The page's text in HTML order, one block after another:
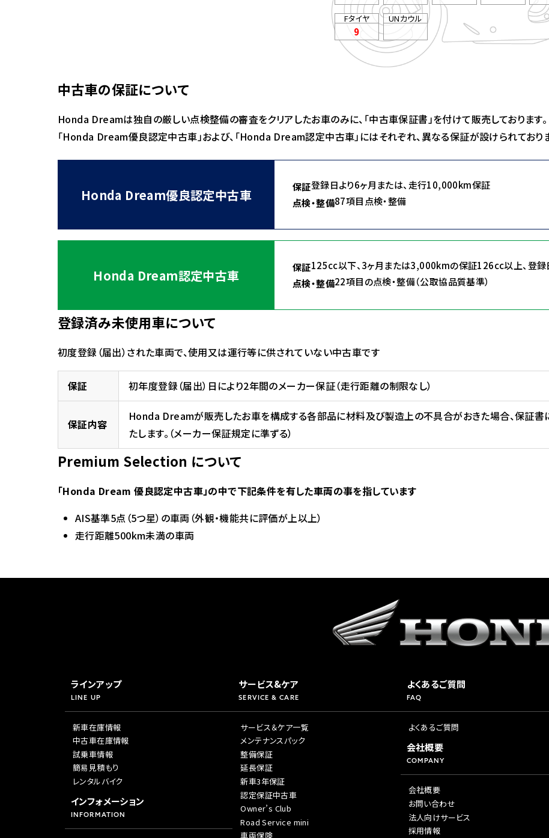
Fタイヤ
9
UNカウル
中古車の保証について
Honda Dreamは独自の厳しい点検整備の審査をクリアしたお車のみに、「中古車保証書」を付けて販売しております。
「Honda Dream優良認定中古車」および、「Honda Dream認定中古車」にはそれぞれ、異なる保証が設けられており
Honda Dream優良認定中古車 保証登録日より6ヶ月または、走行10,000km保証
点検・整備87項目点検・整備
Honda Dream認定中古車 保証125cc以下、3ヶ月または3,000kmの保証126cc以上、登
点検・整備22項目の点検・整備（公取協品質基準）
登録済み未使用車について
初度登録（届出）された車両で、使用又は運行等に供されていない中古車です
保証 初年度登録（届出）日により2年間のメーカー保証（走行距離の制限なし）
保証内容
Honda Dreamが販売したお車を構成する各部品に材料及び製造上の不具合がおきた場合、保証書
たします。（メーカー保証規定に準ずる）
Premium Selection について
「Honda Dream 優良認定中古車」の中で下記条件を有した車両の事を指しています
AIS基準5点（5つ星）の車両 （外観・機能共に評価が上以上）
走行距離500km未満の車両
ラインアップ
LINE UP
新車在庫情報
中古車在庫情報
試乗車情報
簡易見積もり
レンタルバイク
インフォメーション
INFORMATION
サービス&ケア
SERVICE & CARE
サービス＆ケア一覧
メンテナンスパック
整備保証
延長保証
新車3年保証
認定保証中古車
Owner’s Club
Road Service mini
車両保険
よくあるご質問
FAQ
よくあるご質問
会社概要
COMPANY
会社概要
お問い合わせ
法人向けサービス
採用情報